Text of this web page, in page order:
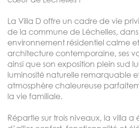
La Villa D offre un cadre de vie
de la commune de Léchelles,
environnement résidentiel calme
architecture contemporaine, ses
ainsi que son exposition plein sud
luminosité naturelle remarquable
atmosphère chaleureuse
la vie familiale.
Répartie sur trois niveaux, la villa a